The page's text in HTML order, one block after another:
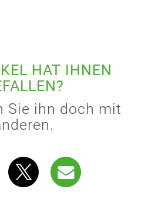
HAT IHNEN
Sie ihn doch mit